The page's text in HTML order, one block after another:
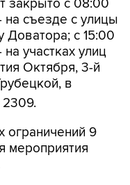
закрыто с 08:00
на съезде с улицы
Доватора; с 15:00
участках улиц
Октября, 3-й
в
ограничений 9
мероприятия